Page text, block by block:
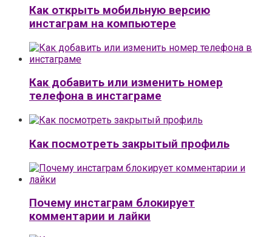
Как открыть мобильную версию
инстаграм на компьютере
Как добавить или изменить номер
телефона в инстаграме
Как посмотреть закрытый профиль
Почему инстаграм блокирует
комментарии и лайки